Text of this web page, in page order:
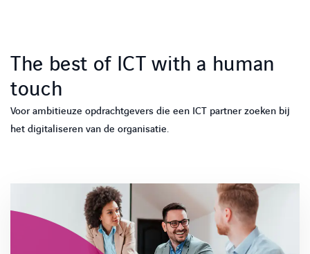
Referenties
Events
Werken bij Axians
The best of ICT with a human
touch
Voor ambitieuze opdrachtgevers die een ICT partner zoeken bij
het digitaliseren van de organisatie.